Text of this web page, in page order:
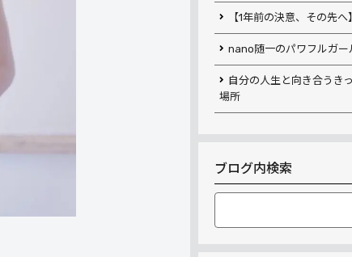
【1年前の決意、その先へ】
nano随一のパワフルガー
自分の人生と向き合うき
場所
ブログ内検索
索: